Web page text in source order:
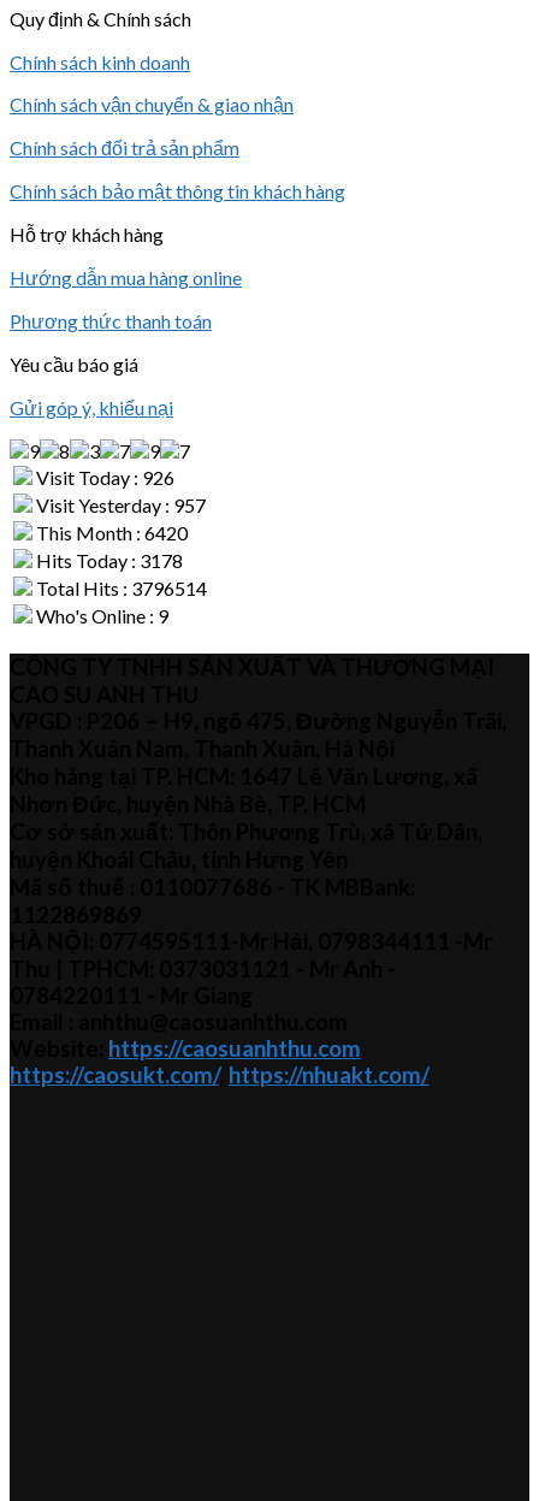
Quy định & Chính sách
Chính sách kinh doanh
Chính sách vận chuyển & giao nhận
Chính sách đổi trả sản phẩm
Chính sách bảo mật thông tin khách hàng
Hỗ trợ khách hàng
Hướng dẫn mua hàng online
Phương thức thanh toán
Yêu cầu báo giá
Gửi góp ý, khiếu nại
Visit Today : 926
Visit Yesterday : 957
This Month : 6420
Hits Today : 3178
Total Hits : 3796514
Who's Online : 9
https://caosuanhthu.com
https://caosukt.com/, https://nhuakt.com/